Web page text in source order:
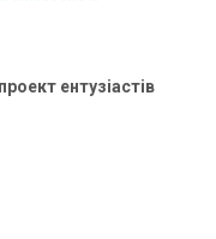
ентузіастів